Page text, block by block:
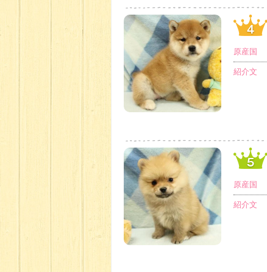
原産国
紹介文
原産国
紹介文